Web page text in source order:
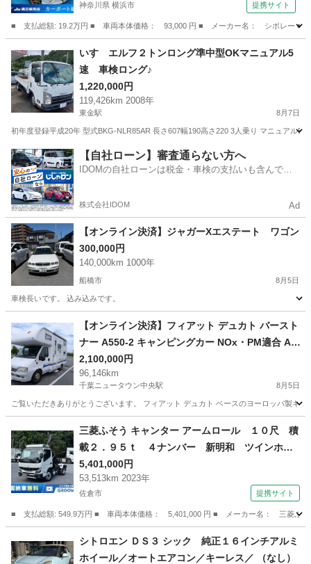
神奈川県 横浜市 提携サイト
■ 支払総額: 19.2万円 ■ 車両本体価格： 93,000 円 ■ メーカー名： シボレー
いすゞエルフ２トンロング準中型OKマニュアル5
速 車検ロング♪
1,220,000円
119,426km 2008年
東金駅 8月7日
初年度登録平成20年 型式BKG-NLR85AR 長さ607幅190高さ220 3人乗り マニュアル5
千葉 東金市 東金駅 その他 ロング
【自社ローン】審査通らない方へ
IDOMの自社ローンは税金・車検の支払いも含んでい
株式会社IDOM Ad
【オンライン決済】ジャガーXエステート ワゴン
300,000円
140,000km 1000年
船橋市 8月5日
車検長いです。 込み込みです。
その他 ジャガー
【オンライン決済】フィアット デュカト バースト
ナー A550-2 キャンピングカー NOx・PM適合 AT
FFヒーター ルーフエアコン 温水シャワー 装備充
実
2,100,000円
96,146km
千葉ニュータウン中央駅 8月5日
ご覧いただきありがとうございます。 フィアット デュカト ベースのヨーロッパ製キ
千葉ニュータウン中央駅 その他
三菱ふそう キャンター アームロール １０尺 積
載２．９５ｔ ４ナンバー 新明和 ツインホイ
スト 走行５３千ｋｍ 車検付 ＭＴ Ｉ５ Ｅ
ＴＣ２．０ 積載２．９５ｔ コンテナ専用車
新明和アームロール キャブバックステップ 脱
着装置付コンテナ専用車 ＣＣＡ２３－１２
（検9.2）
5,401,000円
53,513km 2023年
佐倉市 提携サイト
■ 支払総額: 549.9万円 ■ 車両本体価格： 5,401,000 円 ■ メーカー名： 三菱
その他
シトロエン ＤＳ３ シック 純正１６インチアルミ
ホイール／オートエアコン／キーレス／ （なし）